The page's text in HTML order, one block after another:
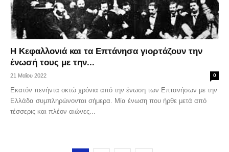
Η Κεφαλλονιά και τα Επτάνησα γιορτάζουν την
ένωσή τους με την...
21 Μαΐου 2022 0
Εκατόν πενήντα οκτώ χρόνια από την ένωση των Επτανήσων με την
Ελλάδα συμπληρώνονται σήμερα. Μία ένωση που ήρθε μετά από
τέσσερις και πλέον αιώνες...